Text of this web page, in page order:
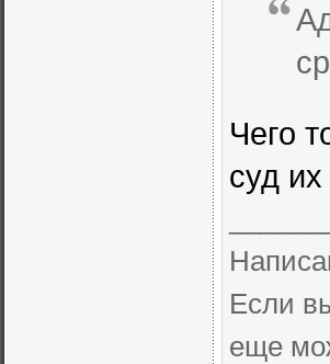
Чего
суд
Если
еще